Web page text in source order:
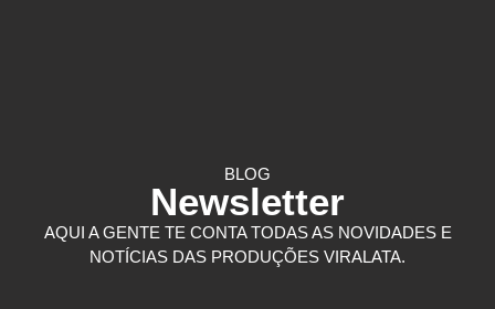
BLOG
Newsletter
AQUI A GENTE TE CONTA TODAS AS NOVIDADES E
NOTÍCIAS DAS PRODUÇÕES VIRALATA.